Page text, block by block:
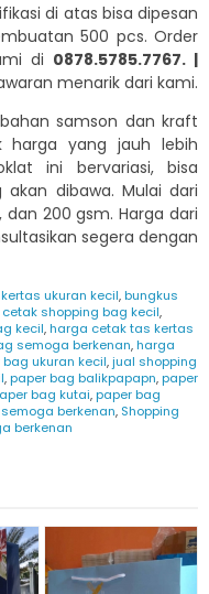
di atas bisa dipesan
500 pcs. Order
di 0878.5785.7767. |
menarik dari kami.
samson dan kraft
harga yang jauh lebih
ini bervariasi, bisa
dibawa. Mulai dari
dan 200 gsm. Harga dari
segera dengan
ukuran kecil,bungkus
cetak shopping bag kecil,
kecil,harga cetak tas kertas
semoga berkenan,harga
ukuran kecil,jual shopping
,paper bag balikpapapn,paper
bag kutai,paper bag
berkenan, Shopping
berkenan